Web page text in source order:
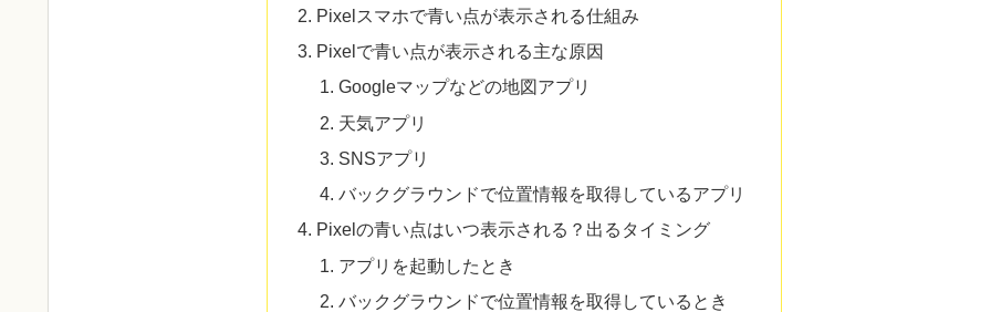
Pixelスマホで青い点が表示される仕組み
Pixelで青い点が表示される主な原因
Googleマップなどの地図アプリ
天気アプリ
SNSアプリ
バックグラウンドで位置情報を取得しているアプリ
Pixelの青い点はいつ表示される？出るタイミング
アプリを起動したとき
バックグラウンドで位置情報を取得しているとき